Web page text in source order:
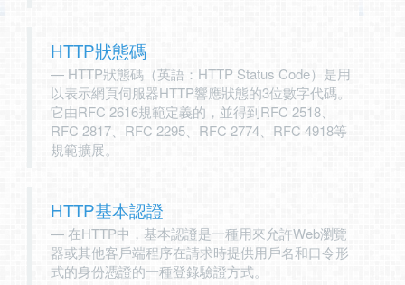
HTTP狀態碼
HTTP狀態碼（英語：HTTP Status Code）是用
以表示網頁伺服器HTTP響應狀態的3位數字代碼。
它由RFC 2616規範定義的，並得到RFC 2518、
RFC 2817、RFC 2295、RFC 2774、RFC 4918等
規範擴展。
HTTP基本認證
在HTTP中，基本認證是一種用來允許Web瀏覽
器或其他客戶端程序在請求時提供用戶名和口令形
式的身份憑證的一種登錄驗證方式。